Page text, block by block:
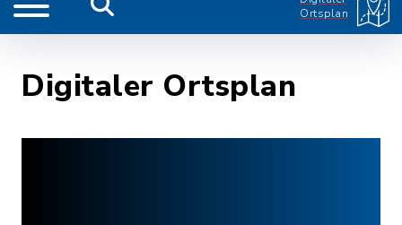
Ortsplan
Digitaler Ortsplan